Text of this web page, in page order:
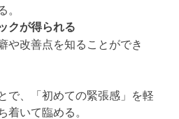
クが得られる
や改善点を知ることができ
で、「初めての緊張感」を軽
着いて臨める。